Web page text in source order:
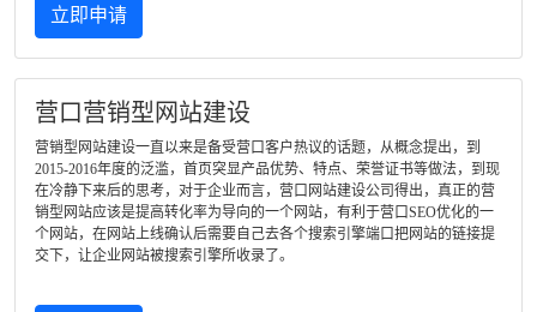
立即申请
营口营销型网站建设
营销型网站建设一直以来是备受营口客户热议的话题，从概念提出，到
2015-2016年度的泛滥，首页突显产品优势、特点、荣誉证书等做法，到现
在冷静下来后的思考，对于企业而言，营口网站建设公司得出，真正的营
销型网站应该是提高转化率为导向的一个网站，有利于营口SEO优化的一
个网站，在网站上线确认后需要自己去各个搜索引擎端口把网站的链接提
交下，让企业网站被搜索引擎所收录了。